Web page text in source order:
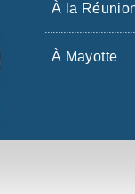
À la
À Mayotte